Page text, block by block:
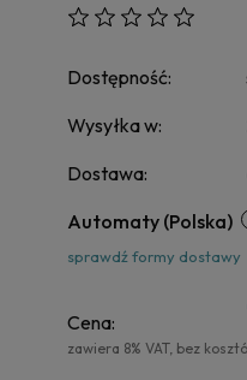
Dostępność:
Wysyłka w:
Dostawa:
Automaty (Polska)
sprawdź formy dostawy
Cena:
zawiera 8% VAT, bez